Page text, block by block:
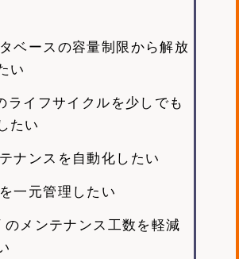
ベースの容量制限から解放
い
ライフサイクルを少しでも
たい
ナンスを自動化したい
一元管理したい
のメンテナンス工数を軽減